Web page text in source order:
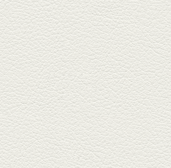
栄通りの路地奥、隠れ家的な店
『富富飯店 新市街酒家』へ。２
階に...
2026年1月9日放送
酢だこ＆焼ぎょうざ
健軍で人吉の有名店のぎょうざ
を！『松龍軒健軍店』で、味わ
いの刻...
2025年12月19日放送
おばんざい三種盛＆麻婆
豆腐